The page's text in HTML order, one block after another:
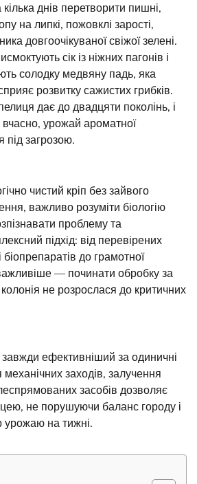
днів перетворити пишні,
на липкі, пожовклі зарості,
довгоочікуваної свіжої зелені.
сік із ніжних пагонів і
солодку медвяну падь, яка
розвитку сажистих грибків.
дає до двадцяти поколінь, і
урожай ароматної
під загрозою.
чистий кріп без зайвого
важливо розуміти біологію
проблему та
підхід: від перевірених
до грамотної
— починати обробку за
не розрослася до критичних
завжди ефективніший за одиничні
заходів, залучення
засобів дозволяє
не порушуючи баланс городу і
урожаю на тижні.